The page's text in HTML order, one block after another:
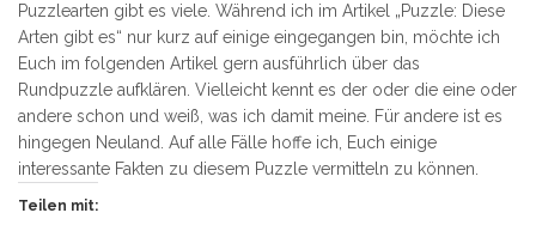
Puzzlearten gibt es viele. Während ich im Artikel „Puzzle: Diese
Arten gibt es“ nur kurz auf einige eingegangen bin, möchte ich
Euch im folgenden Artikel gern ausführlich über das
Rundpuzzle aufklären. Vielleicht kennt es der oder die eine oder
andere schon und weiß, was ich damit meine. Für andere ist es
hingegen Neuland. Auf alle Fälle hoffe ich, Euch einige
interessante Fakten zu diesem Puzzle vermitteln zu können.
Teilen mit: